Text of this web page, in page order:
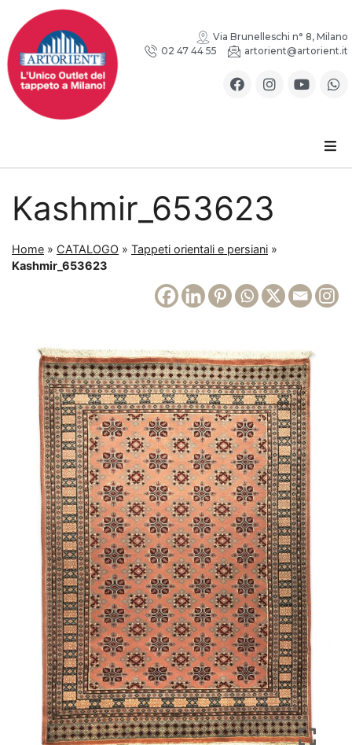
Via Brunelleschi n° 8, Milano
02 47 44 55
artorient@artorient.it
Kashmir_653623
Home » CATALOGO » Tappeti orientali e persiani »
Kashmir_653623